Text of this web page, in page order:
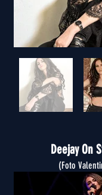
Deejay On
(Foto